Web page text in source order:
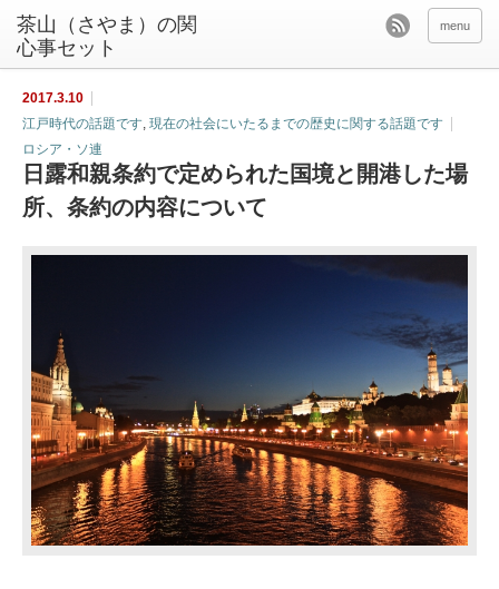
茶山（さやま）の関
心事セット
menu
2017.3.10
江戸時代の話題です, 現在の社会にいたるまでの歴史に関する話題です
ロシア・ソ連
日露和親条約で定められた国境と開港した場
所、条約の内容について